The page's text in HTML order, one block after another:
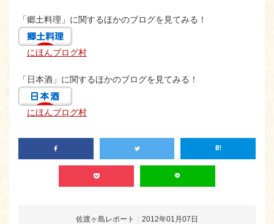
「郷土料理」に関するほかのブログを見てみる！
にほんブログ村
「日本酒」に関するほかのブログを見てみる！
にほんブログ村
佐渡ヶ島レポート 2012年01月07日